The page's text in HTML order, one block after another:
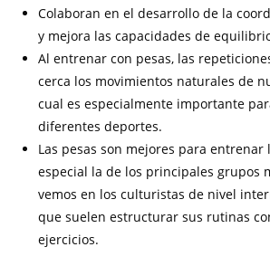
Colaboran en el desarrollo de la
y mejora las capacidades de
Al entrenar con pesas, las
cerca los movimientos naturales de
cual es especialmente importante
diferentes deportes.
Las pesas son mejores para entrenar
especial la de los principales grupos
vemos en los culturistas de nivel
que suelen estructurar sus rutinas
ejercicios.